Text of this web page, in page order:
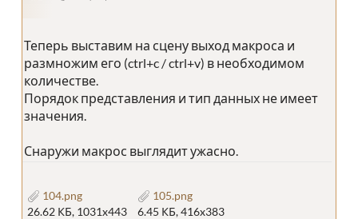
Теперь выставим на сцену выход макроса и
размножим его (ctrl+c / ctrl+v) в необходимом
количестве.
Порядок представления и тип данных не имеет
значения.
Снаружи макрос выглядит ужасно.
104.png
26.62 КБ, 1031x443
105.png
6.45 КБ, 416x383